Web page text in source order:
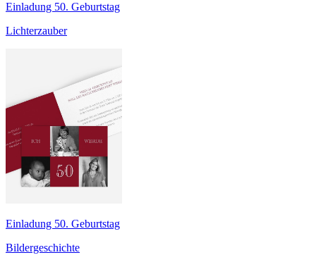
Einladung 50. Geburtstag
Lichterzauber
Einladung 50. Geburtstag
Bildergeschichte